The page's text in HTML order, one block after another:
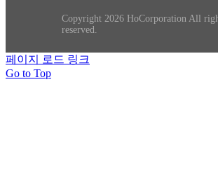
Copyright 2026 HoCorporation All
reserved.
페이지 로드 링크
Go to Top